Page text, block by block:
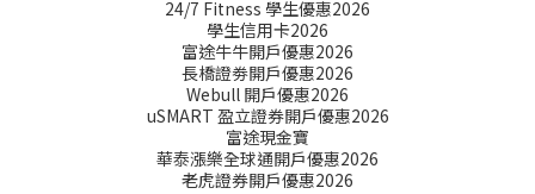
24/7 Fitness 學生優惠2026
學生信用卡2026
富途牛牛開戶優惠2026
長橋證劵開戶優惠2026
Webull 開戶優惠2026
uSMART 盈立證券開戶優惠2026
富途現金寶
華泰漲樂全球通開戶優惠2026
老虎證券開戶優惠2026